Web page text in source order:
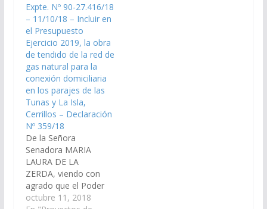
Expte. Nº 90-27.416/18
– 11/10/18 – Incluir en
el Presupuesto
Ejercicio 2019, la obra
de tendido de la red de
gas natural para la
conexión domiciliaria
en los parajes de las
Tunas y La Isla,
Cerrillos – Declaración
Nº 359/18
De la Señora
Senadora MARIA
LAURA DE LA
ZERDA, viendo con
agrado que el Poder
Ejecutivo Provincial,
octubre 11, 2018